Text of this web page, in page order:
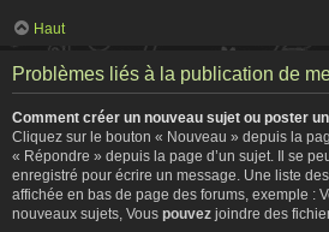
Haut
Problèmes liés à la publication de
Comment créer un nouveau sujet ou poster
Cliquez sur le bouton « Nouveau » depuis la
« Répondre » depuis la page d’un sujet. Il se
enregistré pour écrire un message. Une liste
affichée en bas de page des forums, exemple :
nouveaux sujets, Vous pouvez joindre des